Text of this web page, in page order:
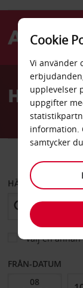
AvisHyrbil
BIL
HÄMTA FRÅN
Välj en
FRÅN-DATUM
Cookie
Vi använder
upplevelser
uppgifter
information.
samtycker